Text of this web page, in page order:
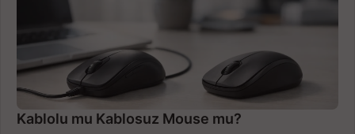
Kablolu mu Kablosuz Mouse mu?